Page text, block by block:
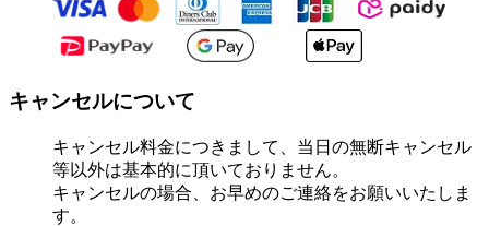
キャンセルについて
キャンセル料金につきまして、当日の無断キャンセル
等以外は基本的に頂いておりません。
キャンセルの場合、お早めのご連絡をお願いいたしま
す。